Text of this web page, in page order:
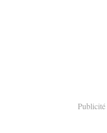
Publicité